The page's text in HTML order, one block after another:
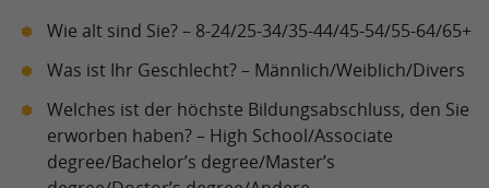
Wie alt sind Sie? – 8-24/25-34/35-44/45-54/55-64/65+
Was ist Ihr Geschlecht? – Männlich/Weiblich/Divers
Welches ist der höchste Bildungsabschluss, den Sie
erworben haben? – High School/Associate
degree/Bachelor’s degree/Master’s